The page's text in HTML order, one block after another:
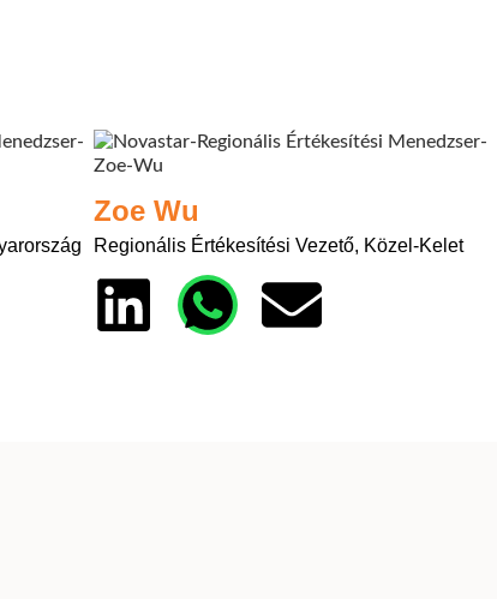
Zoe Wu
Regionális Értékesítési Vezető, Közel-Kelet